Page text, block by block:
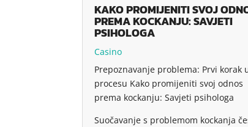
KAKO PROMIJENITI SVOJ
PREMA KOCKANJU: SAVJETI
PSIHOLOGA
Casino
Prepoznavanje problema: Prvi korak
procesu Kako promijeniti svoj odnos
prema kockanju: Savjeti psihologa
Suočavanje s problemom kockanja